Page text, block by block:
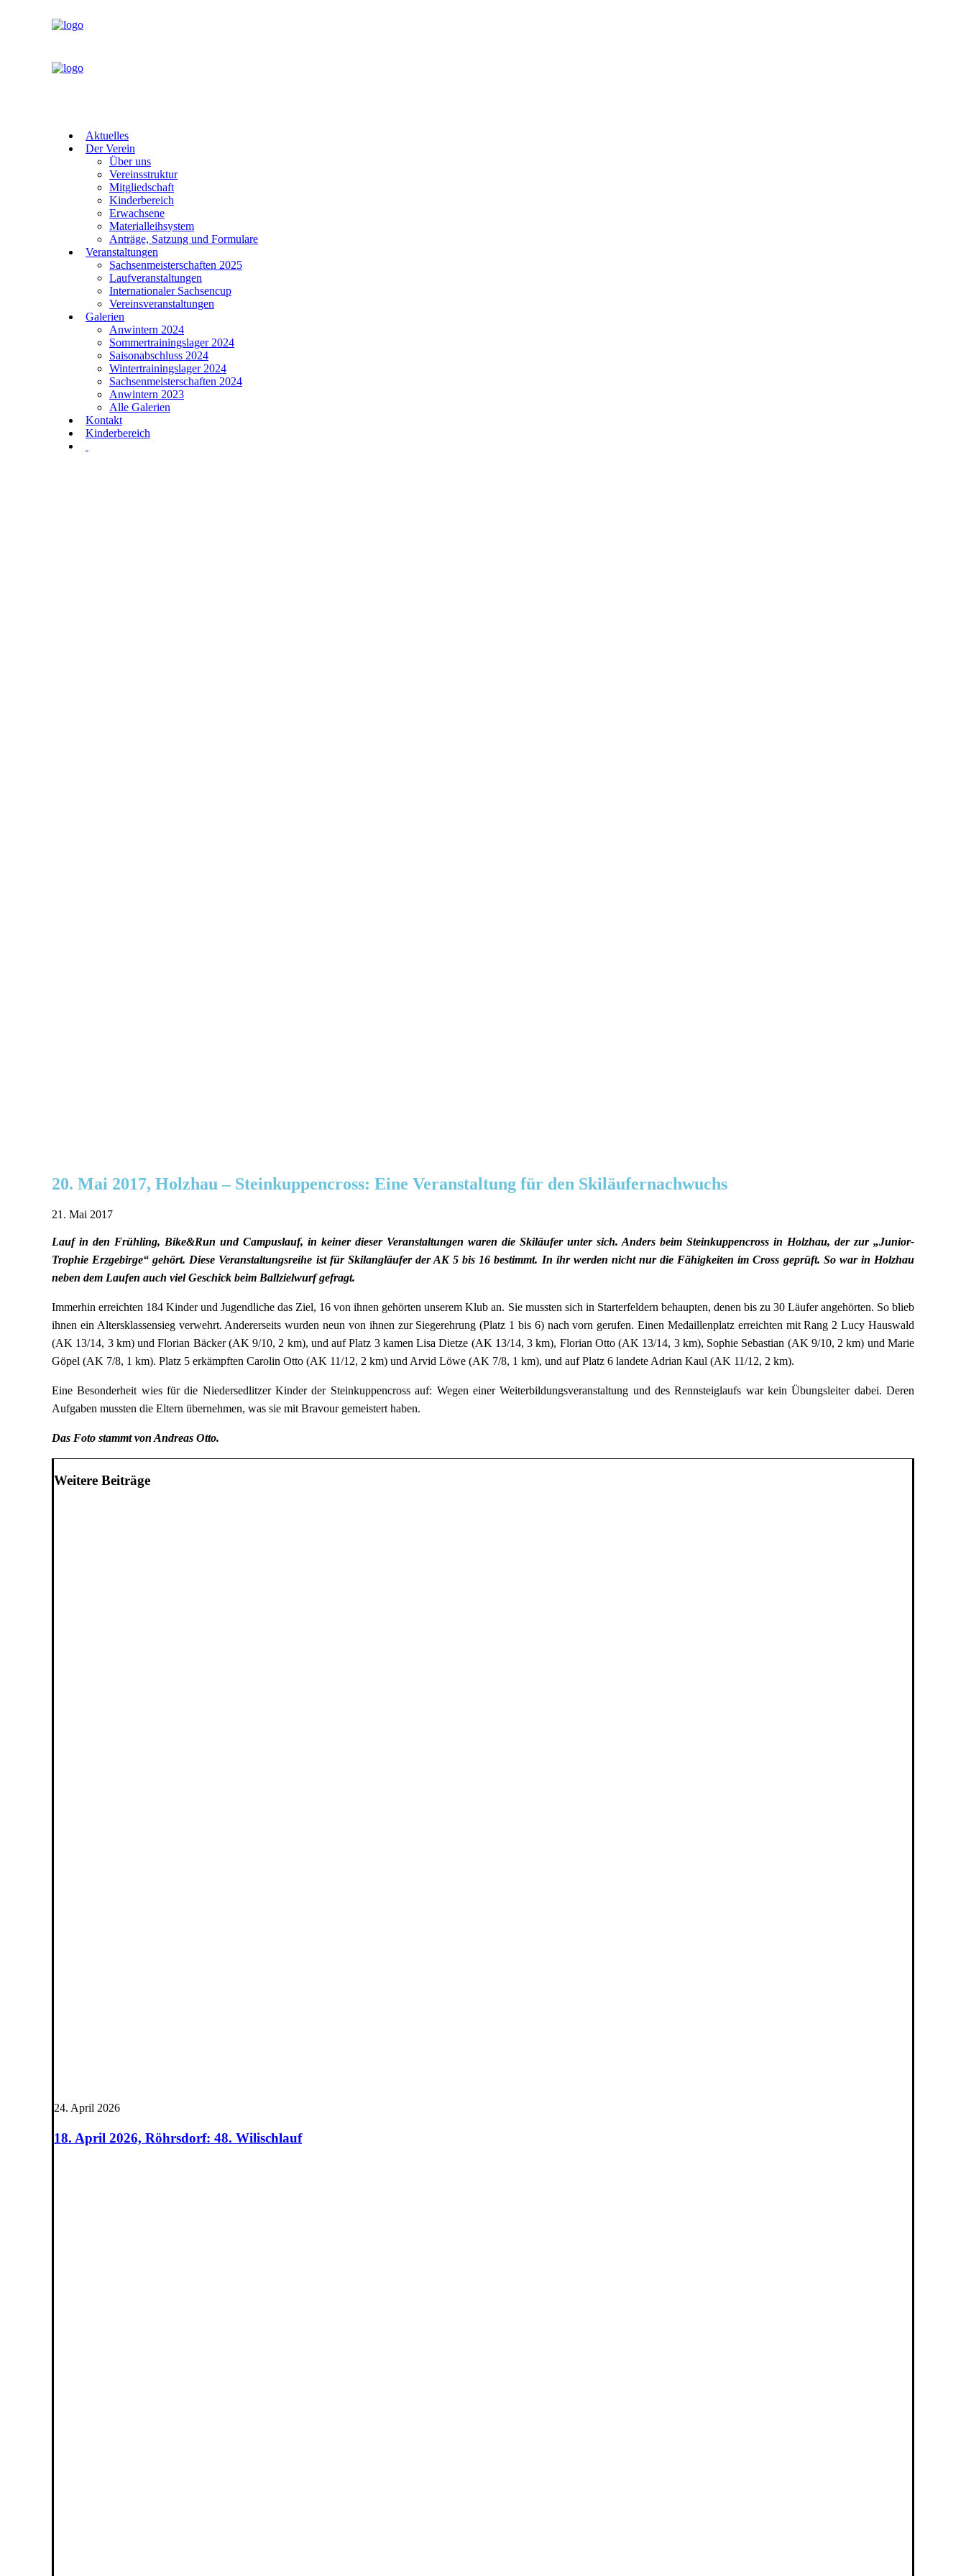
Aktuelles
Der Verein
Über uns
Vereinsstruktur
Mitgliedschaft
Kinderbereich
Erwachsene
Materialleihsystem
Anträge, Satzung und Formulare
Veranstaltungen
Sachsenmeisterschaften 2025
Laufveranstaltungen
Internationaler Sachsencup
Vereinsveranstaltungen
Galerien
Anwintern 2024
Sommertrainingslager 2024
Saisonabschluss 2024
Wintertrainingslager 2024
Sachsenmeisterschaften 2024
Anwintern 2023
Alle Galerien
Kontakt
Kinderbereich
20. Mai 2017, Holzhau – Steinkuppencross: Eine Veranstaltung für den Skiläufernachwuchs
21. Mai 2017
Lauf in den Frühling, Bike&Run und Campuslauf, in keiner dieser Veranstaltungen waren die Skiläufer unter sich. Anders beim Steinkuppencross in Holzhau, der zur „Junior-
Trophie Erzgebirge“ gehört. Diese Veranstaltungsreihe ist für Skilangläufer der AK 5 bis 16 bestimmt. In ihr werden nicht nur die Fähigkeiten im Cross geprüft. So war in Holzhau
neben dem Laufen auch viel Geschick beim Ballzielwurf gefragt.
Immerhin erreichten 184 Kinder und Jugendliche das Ziel, 16 von ihnen gehörten unserem Klub an. Sie mussten sich in Starterfeldern behaupten, denen bis zu 30 Läufer angehörten. So blieb
ihnen ein Altersklassensieg verwehrt. Andererseits wurden neun von ihnen zur Siegerehrung (Platz 1 bis 6) nach vorn gerufen. Einen Medaillenplatz erreichten mit Rang 2 Lucy Hauswald
(AK 13/14, 3 km) und Florian Bäcker (AK 9/10, 2 km), und auf Platz 3 kamen Lisa Dietze (AK 13/14, 3 km), Florian Otto (AK 13/14, 3 km), Sophie Sebastian (AK 9/10, 2 km) und Marie
Göpel (AK 7/8, 1 km). Platz 5 erkämpften Carolin Otto (AK 11/12, 2 km) und Arvid Löwe (AK 7/8, 1 km), und auf Platz 6 landete Adrian Kaul (AK 11/12, 2 km).
Eine Besonderheit wies für die Niedersedlitzer Kinder der Steinkuppencross auf: Wegen einer Weiterbildungsveranstaltung und des Rennsteiglaufs war kein Übungsleiter dabei. Deren
Aufgaben mussten die Eltern übernehmen, was sie mit Bravour gemeistert haben.
Das Foto stammt von Andreas Otto.
Weitere Beiträge
24. April 2026
18. April 2026, Röhrsdorf: 48. Wilischlauf